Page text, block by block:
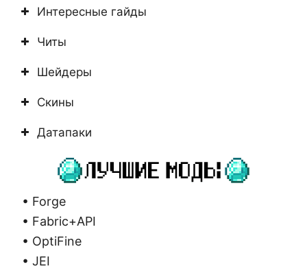
Интересные гайды
Читы
Шейдеры
Скины
Датапаки
• Forge
• Fabric+API
• OptiFine
• JEI